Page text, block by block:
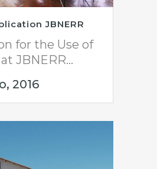
JBNERR
for the Use of
JBNERR...
2016